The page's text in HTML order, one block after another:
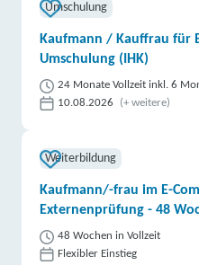
Umschulung
Kaufmann / Kauffrau für
Umschulung (IHK)
24 Monate Vollzeit inkl. 6
10.08.2026
(+ weitere)
Weiterbildung
Kaufmann/-frau im E-
Externenprüfung - 48
48 Wochen in Vollzeit
Flexibler Einstieg